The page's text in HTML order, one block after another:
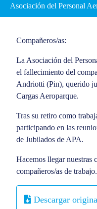
Asociación del Personal
Compañeros/as:
La Asociación del
el fallecimiento del
Andriotti (Pin), querido
Cargas Aeroparque.
Tras su retiro como
participando en las
de Jubilados de APA.
Hacemos llegar nuestras
compañeros/as de trabajo.
Descargar